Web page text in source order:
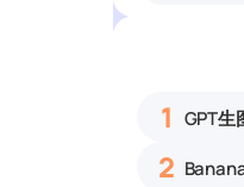
1 GPT生
2